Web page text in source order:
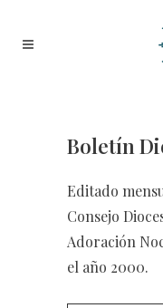
Boletín
Editado
Consejo
Adoración
el año 2000.